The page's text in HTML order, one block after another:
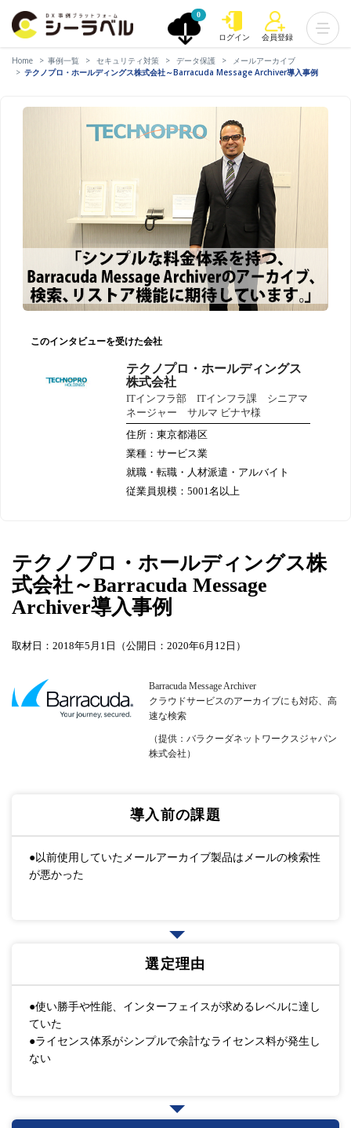
0
ログイン 会員登録
Home 事例一覧 セキュリティ対策 データ保護
メールアーカイブ
テクノプロ・ホールディングス株式会社～Barracuda Message Archiver導入事例
このインタビューを受けた会社
テクノプロ・ホールディングス
株式会社
ITインフラ部 ITインフラ課 シニアマ
ネージャー サルマ ビナヤ様
住所：東京都港区
業種：サービス業
就職・転職・人材派遣・アルバイト
従業員規模：5001名以上
テクノプロ・ホールディングス株
式会社～Barracuda Message
Archiver導入事例
取材日：2018年5月1日（公開日：2020年6月12日）
Barracuda Message Archiver
クラウドサービスのアーカイブにも対応、高
速な検索
（提供：バラクーダネットワークスジャパン
株式会社）
導入前の課題
●以前使用していたメールアーカイブ製品はメールの検索性
が悪かった
選定理由
●使い勝手や性能、インターフェイスが求めるレベルに達し
ていた
●ライセンス体系がシンプルで余計なライセンス料が発生し
ない